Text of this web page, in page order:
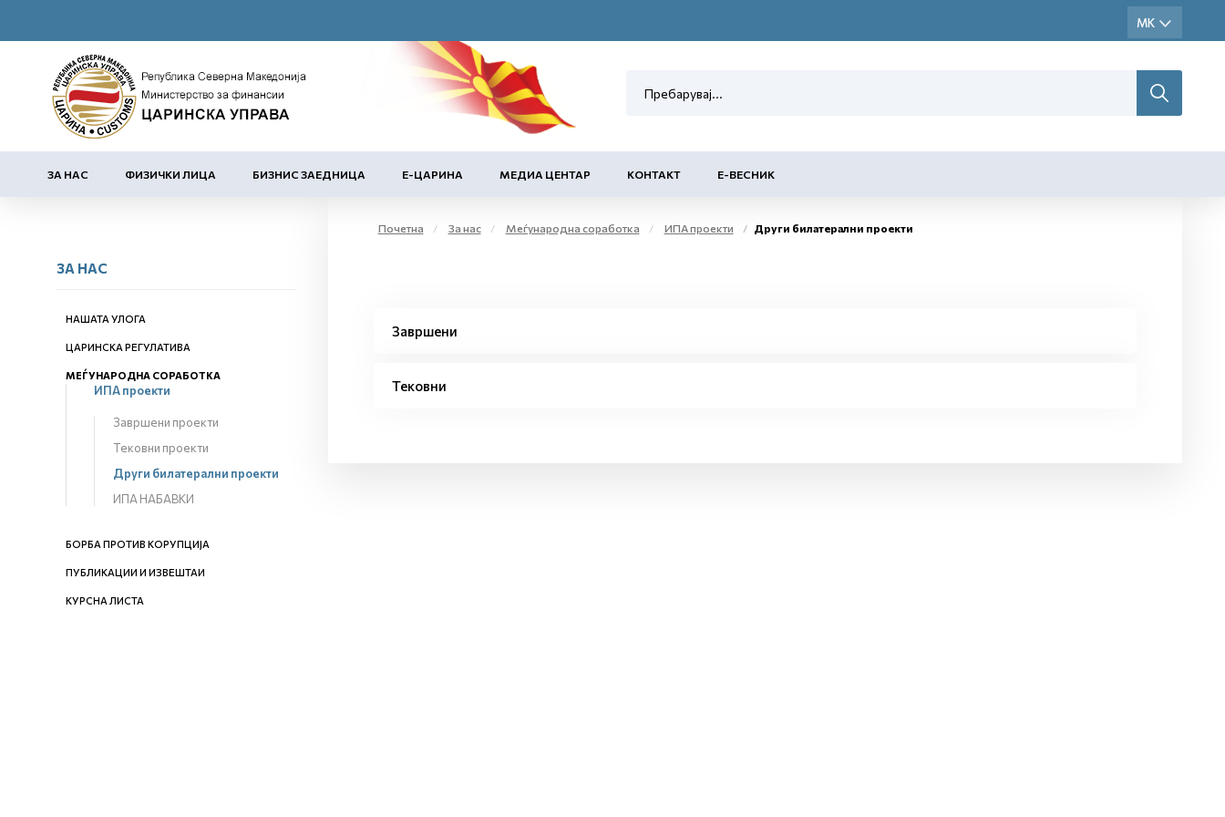
ЗА НАС ФИЗИЧКИ ЛИЦА БИЗНИС ЗАЕДНИЦА Е-ЦАРИНА МЕДИА ЦЕНТАР КОНТАКТ Е-ВЕСНИК
ЗА НАС
НАШАТА УЛОГА
ЦАРИНСКА РЕГУЛАТИВА
МЕЃУНАРОДНА СОРАБОТКА
ИПА проекти
Завршени проекти
Тековни проекти
Други билатерални проекти
ИПА НАБАВКИ
БОРБА ПРОТИВ КОРУПЦИЈА
ПУБЛИКАЦИИ И ИЗВЕШТАИ
КУРСНА ЛИСТА
Почетна За нас Меѓународна соработка ИПА проекти Други билатерални проекти
Завршени
Тековни